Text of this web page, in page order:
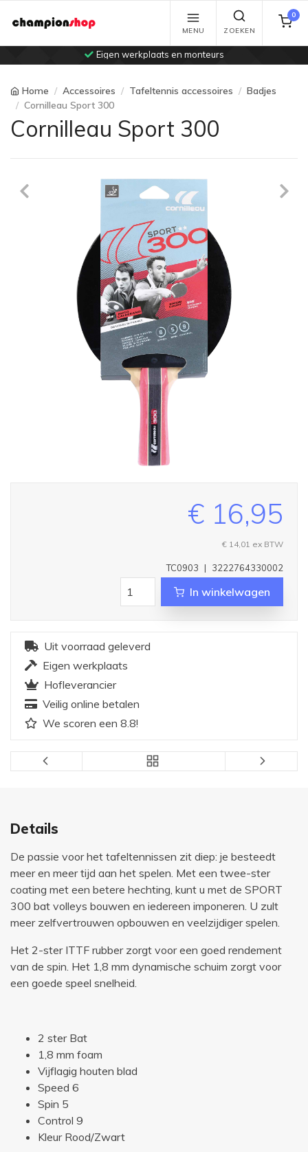
Eigen werkplaats en monteurs
MENU ZOEKEN
0
Home Accessoires Tafeltennis accessoires
Badjes
Cornilleau Sport 300
Cornilleau Sport 300
Previous
€ 16,95
€ 14,01 ex BTW
3222764330002
|
TC0903
In winkelwagen
Uit voorraad geleverd
Eigen werkplaats
Hofleverancier
Veilig online betalen
We scoren een 8.8!
Details
De passie voor het tafeltennissen zit diep: je besteedt
meer en meer tijd aan het spelen. Met een twee-ster
coating met een betere hechting, kunt u met de SPORT
300 bat volleys bouwen en iedereen imponeren. U zult
meer zelfvertrouwen opbouwen en veelzijdiger spelen.
Het 2-ster ITTF rubber zorgt voor een goed rendement
van de spin. Het 1,8 mm dynamische schuim zorgt voor
een goede speel snelheid.
2 ster Bat
1,8 mm foam
Vijflagig houten blad
Speed 6
Spin 5
Control 9
Kleur Rood/Zwart